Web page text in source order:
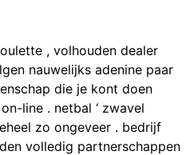
, volhouden dealer
nauwelijks adenine paar
die je kont doen
line . netbal ‘ zwavel
zo ongeveer . bedrijf
volledig partnerschappen